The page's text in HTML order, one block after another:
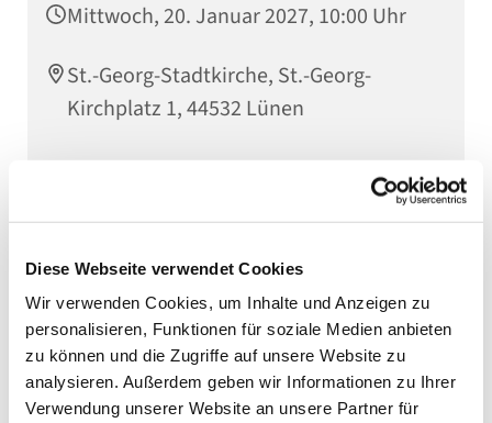
Diese Webseite verwendet Cookies
Wir verwenden Cookies, um Inhalte und Anzeigen zu
personalisieren, Funktionen für soziale Medien anbieten
zu können und die Zugriffe auf unsere Website zu
analysieren. Außerdem geben wir Informationen zu Ihrer
Verwendung unserer Website an unsere Partner für
Mittwoch, 20. Januar 2027, 10:00 Uhr
St.-Georg-Stadtkirche, St.-Georg-
Kirchplatz 1, 44532 Lünen